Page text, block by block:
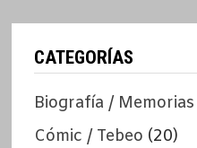
CATEGORÍAS
Biografía / Memorias
Cómic / Tebeo (20)